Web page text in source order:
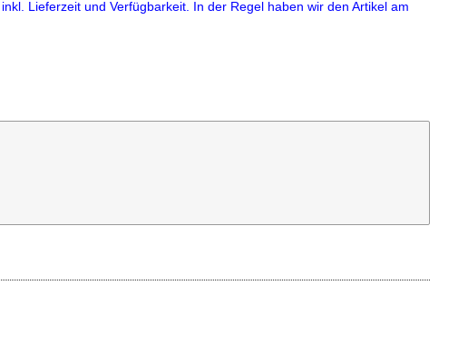
Lieferzeit und Verfügbarkeit. In der Regel haben wir den Artikel am